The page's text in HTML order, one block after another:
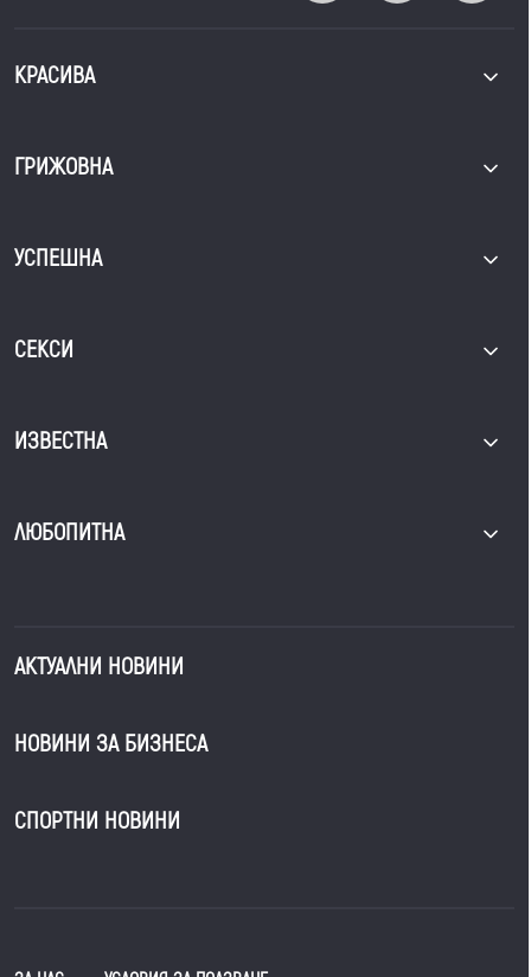
КРАСИВА
ГРИЖОВНА
УСПЕШНА
СЕКСИ
ИЗВЕСТНА
ЛЮБОПИТНА
АКТУАЛНИ НОВИНИ
НОВИНИ ЗА БИЗНЕСА
СПОРТНИ НОВИНИ